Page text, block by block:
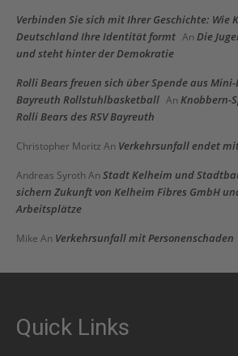
Verbinden Sie sich mit Ihrer Geschichte: Wie
Deutschland Ihre Identität formt An Die
und steht hinter der Demokratie
Rolli Bears freuen sich über Spende aus Mini-
Bayreuth Rollstuhlbasketball An Knobbern-
Rolli Bears des RSV Bayreuth
Christopher Moritz An Verkehrsunfall endet
Andreas Syroth An Stadt Kelheim und
sichern Zukunft von Kelheim Fibres GmbH
Arbeitsplätze
Mike An Verkehrsunfall mit Personenschaden
Quick Links